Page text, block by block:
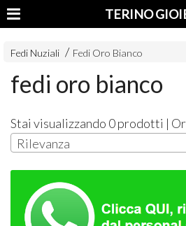
TERINO
Fedi Nuziali Fedi Oro Bianco
fedi oro bianco
Stai visualizzando 0 prodotti |
Rilevanza